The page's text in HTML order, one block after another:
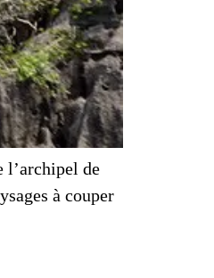
l’archipel de
à couper